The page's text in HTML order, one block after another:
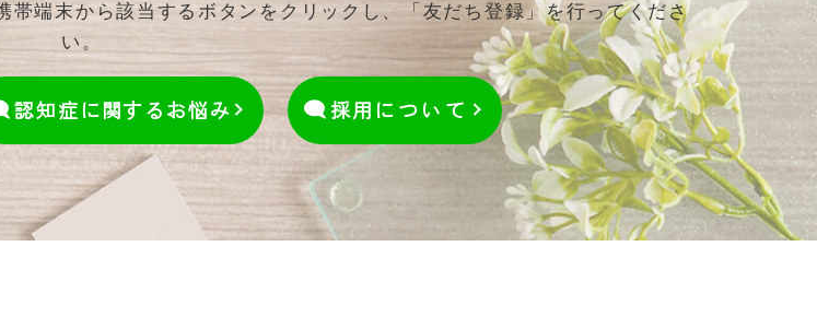
端末から該当するボタンをクリックし、「友だち登録」を行ってくださ
い。
認知症に関するお悩み 採用について